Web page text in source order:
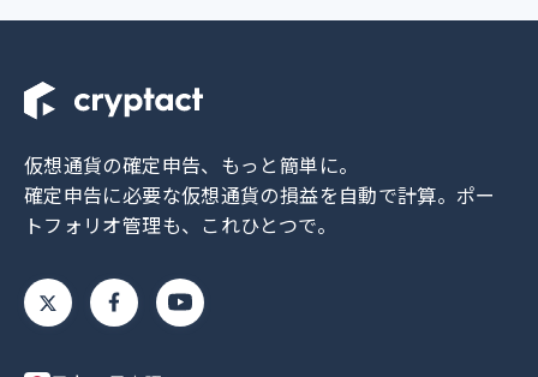
仮想通貨の確定申告、もっと簡単に。
確定申告に必要な仮想通貨の損益を自動で計算。 ポー
トフォリオ管理も、これひとつで。